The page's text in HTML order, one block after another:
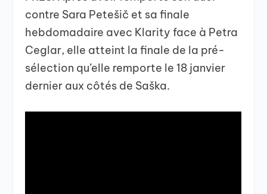
contre Sara Petešič et sa finale
hebdomadaire avec Klarity face à Petra
Ceglar, elle atteint la finale de la pré-
sélection qu’elle remporte le 18 janvier
dernier aux côtés de Saška.